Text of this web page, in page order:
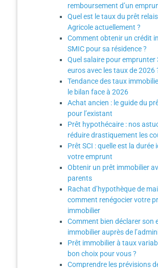
remboursement d’un
Quel est le taux du prêt
Agricole actuellement ?
Comment obtenir un crédit
SMIC pour sa résidence ?
Quel salaire pour emprunter
euros avec les taux de 2026
Tendance des taux
le bilan face à 2026
Achat ancien : le guide du
pour l’existant
Prêt hypothécaire : nos
réduire drastiquement les
Prêt SCI : quelle est la durée
votre emprunt
Obtenir un prêt immobilier
parents
Rachat d’hypothèque de
comment renégocier votre
immobilier
Comment bien déclarer son
immobilier auprès de
Prêt immobilier à taux
bon choix pour vous ?
Comprendre les prévisions